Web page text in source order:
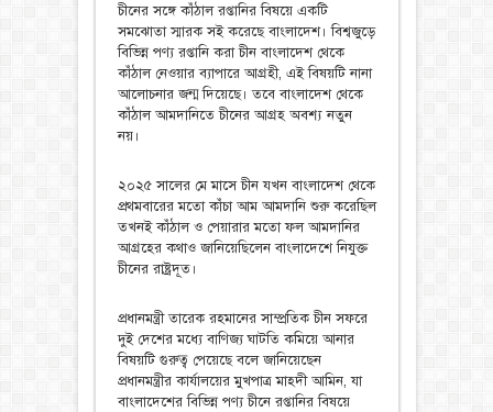
চীনের সঙ্গে কাঁঠাল রপ্তানির বিষয়ে একটি
সমঝোতা স্মারক সই করেছে বাংলাদেশ। বিশ্বজুড়ে
বিভিন্ন পণ্য রপ্তানি করা চীন বাংলাদেশ থেকে
কাঁঠাল নেওয়ার ব্যাপারে আগ্রহী, এই বিষয়টি নানা
আলোচনার জন্ম দিয়েছে। তবে বাংলাদেশ থেকে
কাঁঠাল আমদানিতে চীনের আগ্রহ অবশ্য নতুন
নয়।
২০২৫ সালের মে মাসে চীন যখন বাংলাদেশ থেকে
প্রথমবারের মতো কাঁচা আম আমদানি শুরু করেছিল
তখনই কাঁঠাল ও পেয়ারার মতো ফল আমদানির
আগ্রহের কথাও জানিয়েছিলেন বাংলাদেশে নিযুক্ত
চীনের রাষ্ট্রদূত।
প্রধানমন্ত্রী তারেক রহমানের সাম্প্রতিক চীন সফরে
দুই দেশের মধ্যে বাণিজ্য ঘাটতি কমিয়ে আনার
বিষয়টি গুরুত্ব পেয়েছে বলে জানিয়েছেন
প্রধানমন্ত্রীর কার্যালয়ের মুখপাত্র মাহদী আমিন, যা
বাংলাদেশের বিভিন্ন পণ্য চীনে রপ্তানির বিষয়ে